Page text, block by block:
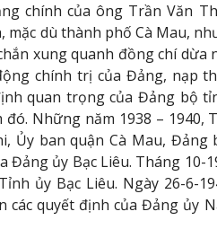
chính của ông Trần Văn
mặc dù thành phố Cà Mau,
xung quanh đồng chí dừa
chính trị của Đảng, nạp
quan trọng của Đảng bộ
Những năm 1938 – 1940,
Ủy ban quận Cà Mau,
ủy Bạc Liêu. Tháng 10-
ủy Bạc Liêu. Ngày 26-6-
quyết định của Đảng ủy